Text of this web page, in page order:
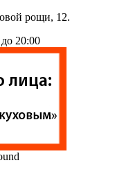
рощи, 12.
20:00